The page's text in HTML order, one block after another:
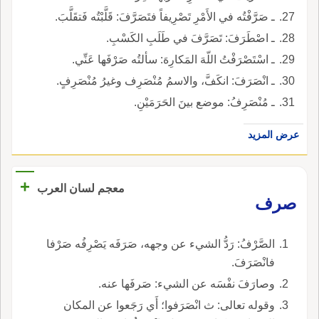
ـ صَرَّفْتُه في الأَمْرِ تَصْرِيفاً فتَصَرَّفَ: قَلَّبْتُه فَتقَلَّبَ.
ـ اصْطَرَفَ: تَصَرَّفَ في طَلَبِ الكَسْبِ.
ـ اسْتَصْرَفْتُ اللّهَ المَكارِهَ: سألتُه صَرْفَها عَنِّي.
ـ انْصَرَفَ: انكَفَّ، والاسمُ مُنْصَرِف وغيرُ مُنْصَرِفٍ.
ـ مُنْصَرِفُ: موضع بينَ الحَرَمَيْنِ.
عرض المزيد
معجم لسان العرب
+
صرف
الصَّرْفُ: رَدُّ الشيء عن وجهه، صَرَفَه يَصْرِفُه صَرْفا
فانْصَرَفَ.
وصارَفَ نفْسَه عن الشيء: صَرفَها عنه.
وقوله تعالى: ث انْصَرَفوا؛ أَي رَجَعوا عن المكان